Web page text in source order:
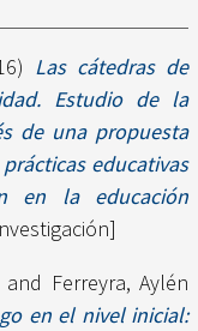
Las cátedras de
Estudio de la
de una propuesta
educativas
en la educación
and Ferreyra, Aylén
en el nivel inicial: